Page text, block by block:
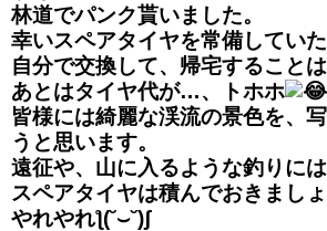
林道でパンク貰いました。
幸いスペアタイヤを常備していた
自分で交換して、帰宅することは
あとはタイヤ代が…、トホホ
皆様には綺麗な渓流の景色を、
うと思います。
遠征や、山に入るような釣りには
スペアタイヤは積んでおきまし
やれやれƪ(˘⌣˘)ʃ